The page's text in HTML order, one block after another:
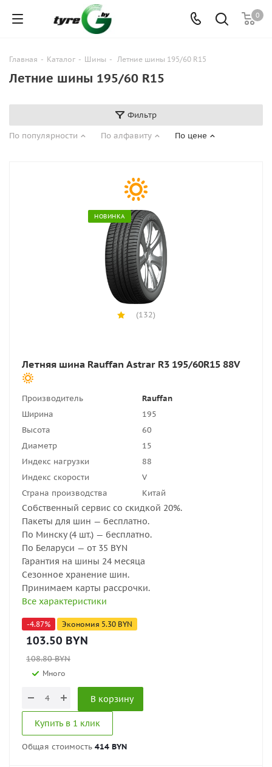
0
Главная - Каталог - Шины - Летние шины 195/60 R15
Летние шины 195/60 R15
Фильтр
По популярности
По алфавиту По цене
НОВИНКА
(132)
Летняя шина Rauffan Astrar R3 195/60R15 88V
Производитель
Rauffan
Ширина
195
Высота
60
Диаметр
15
Индекс нагрузки
88
Индекс скорости
V
Страна производства
Китай
Собственный сервис со скидкой 20%.
Пакеты для шин — бесплатно.
По Минску (4 шт.) — бесплатно.
По Беларуси — от 35 BYN
Гарантия на шины 24 месяца
Сезонное хранение шин.
Принимаем карты рассрочки.
Все характеристики
-4.87% Экономия 5.30 BYN
103.50 BYN
108.80BYN
Много
В корзину
Купить в 1 клик
Общая стоимость 414 BYN